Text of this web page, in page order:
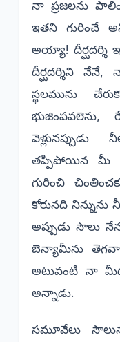
నా ప్రజలను
ఇతని గురించే
అయ్యా! దీర్ఘదర్శి
దీర్ఘదర్శిని నేనే,
స్థలమును
తప్పిపోయిన మీ
గురించి
కోరునది
అప్పుడు సౌలు
బెన్యామీను
అటువంటి నా
అన్నాడు.
సమూవేలు